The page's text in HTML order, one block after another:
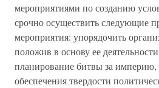
мероприятиями по созданию
срочно осуществить следующие
мероприятия: упорядочить
положив в основу ее
планирование битвы за
обеспечения твердости